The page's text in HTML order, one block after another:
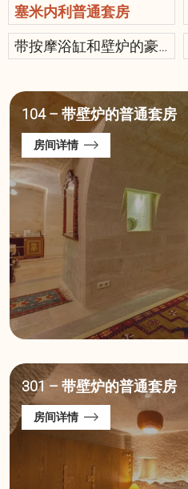
塞米内利普通套房
带按摩浴缸和壁炉的豪
104 – 带壁炉的普通套房
房间详情
301 – 带壁炉的普通套房
房间详情